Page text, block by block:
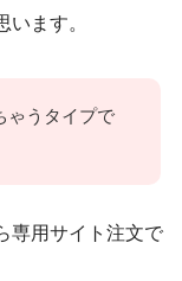
ます。
ゃうタイプで
専用サイト注文で